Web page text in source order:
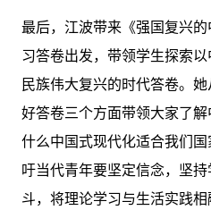
最后，江波带来《强国复兴
习答卷出发，带领学生探索
民族伟大复兴的时代答卷。
好答卷三个方面带领大家了
什么中国式现代化适合我们
吁当代青年要坚定信念，坚
斗，将理论学习与生活实践